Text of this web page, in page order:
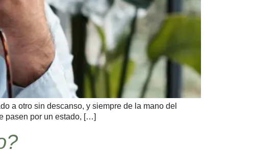
a otro sin descanso, y siempre de la mano del
pasen por un estado, […]